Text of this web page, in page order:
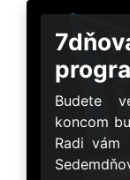
Budete
koncom
Radi vám